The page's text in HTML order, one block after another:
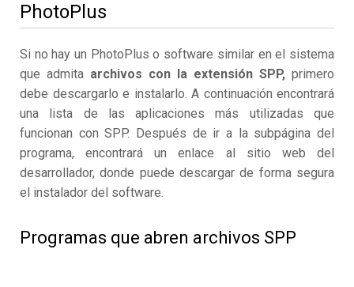
PhotoPlus
Si no hay un PhotoPlus o software similar en el sistema
que admita archivos con la extensión SPP, primero
debe descargarlo e instalarlo. A continuación encontrará
una lista de las aplicaciones más utilizadas que
funcionan con SPP. Después de ir a la subpágina del
programa, encontrará un enlace al sitio web del
desarrollador, donde puede descargar de forma segura
el instalador del software.
Programas que abren archivos SPP